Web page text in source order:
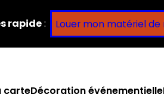
rapide: Louer mon matériel
carteDécoration événementielle